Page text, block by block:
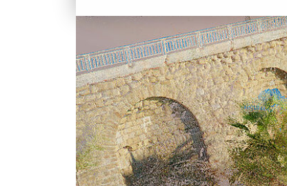
INGEGNERIA
SDS2